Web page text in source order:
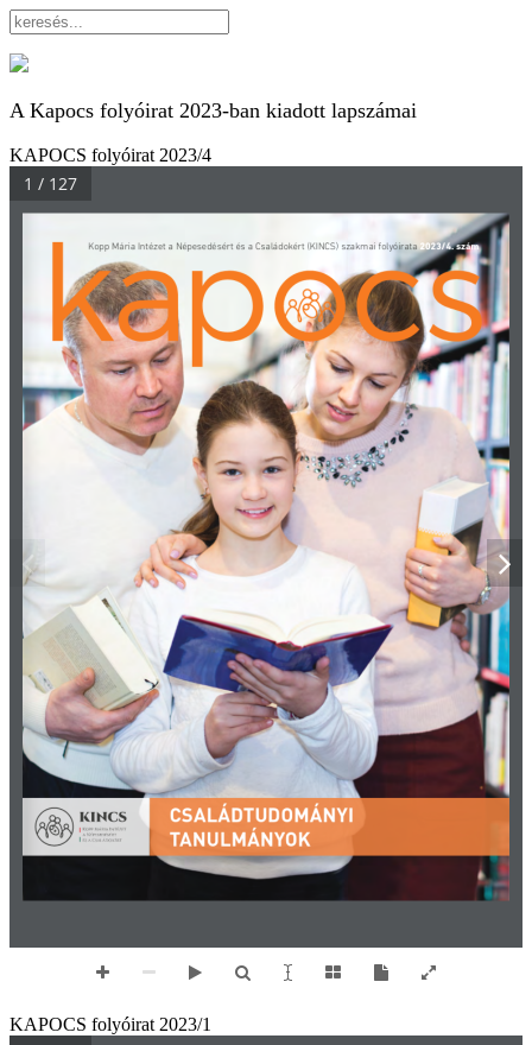
A Kapocs folyóirat 2023-ban kiadott lapszámai
KAPOCS folyóirat 2023/4
KAPOCS folyóirat 2023/1